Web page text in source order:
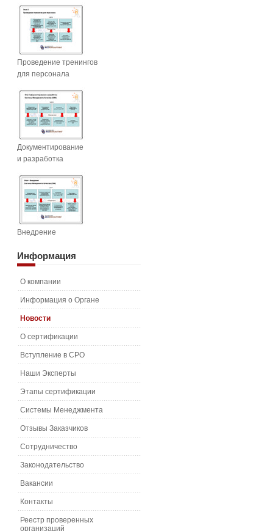
Проведение тренингов
для персонала
Документирование
и разработка
Внедрение
Информация
О компании
Информация о Органе
Новости
О сертификации
Вступление в СРО
Наши Эксперты
Этапы сертификации
Системы Менеджмента
Отзывы Заказчиков
Сотрудничество
Законодательство
Вакансии
Контакты
Реестр проверенных
организаций